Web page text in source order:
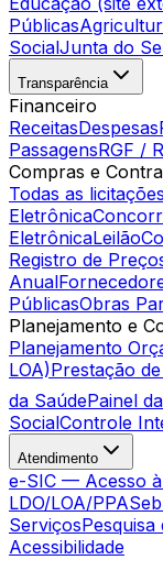
Públicas
SocialJunta do
Transparência
Financeiro
ReceitasDespesas
PassagensRGF /
Compras e
Todas as licitações
Eletrônica
EletrônicaLeilão
Registro de
Anual
PúblicasObras
Planejamento e
Planejamento
LOA)Prestação
da SaúdePainel
SocialControle
Atendimento
e-SIC — Acesso
LDO/LOA/PPA
ServiçosPesquisa
Acessibilidade